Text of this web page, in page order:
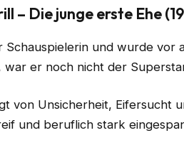
– Die junge erste Ehe
Schauspielerin und wurde vor
war er noch nicht der
von Unsicherheit, Eifersucht
und beruflich stark